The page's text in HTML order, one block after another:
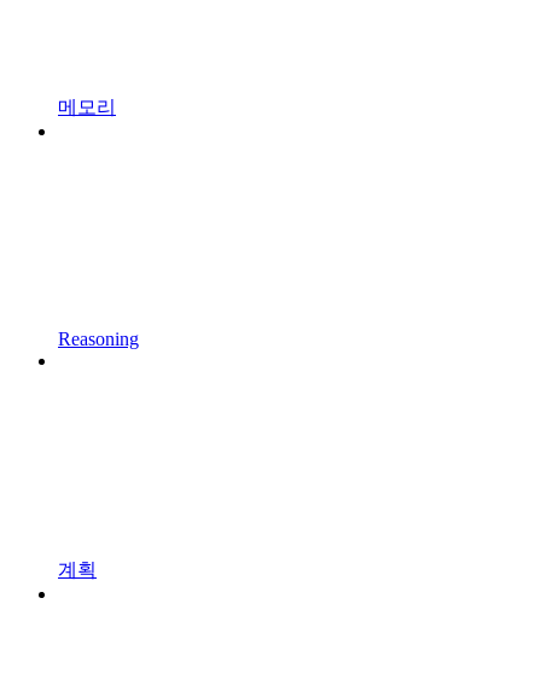
메모리
Reasoning
계획